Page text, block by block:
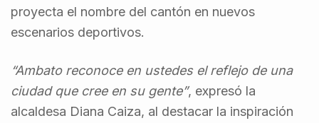
proyecta el nombre del cantón en nuevos
escenarios deportivos.
“Ambato reconoce en ustedes el reflejo de una
ciudad que cree en su gente”, expresó la
alcaldesa Diana Caiza, al destacar la inspiración